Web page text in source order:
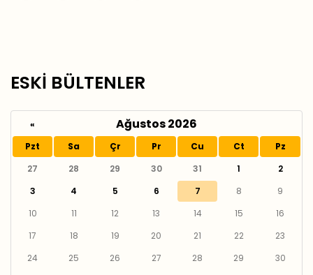
ESKİ BÜLTENLER
« Ağustos 2026
Pzt Sa Çr Pr Cu Ct
Pz
27
28 29 30 31 1
2
3
4 5 6 7 8
9
10
11 12 13 14 15
16
17
18 19 20 21 22
23
24
25 26 27 28 29
30